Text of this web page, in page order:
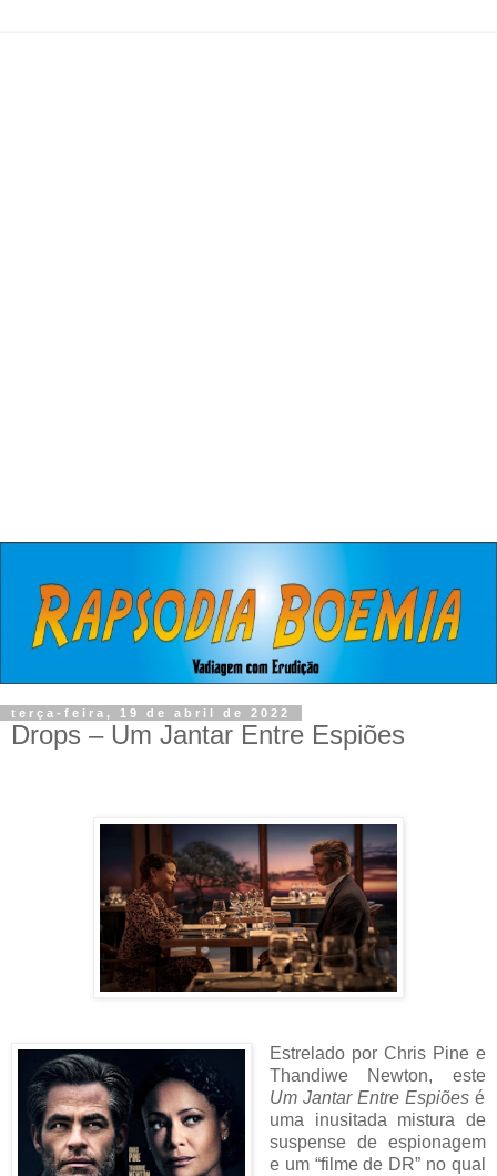
terça-feira, 19 de abril de 2022
Drops – Um Jantar Entre Espiões
Estrelado por Chris Pine e
Thandiwe Newton, este
Um Jantar Entre Espiões é
uma inusitada mistura de
suspense de espionagem
e um “filme de DR” no qual